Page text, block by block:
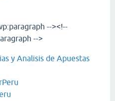
--><!--
-->
y Analisis de Apuestas